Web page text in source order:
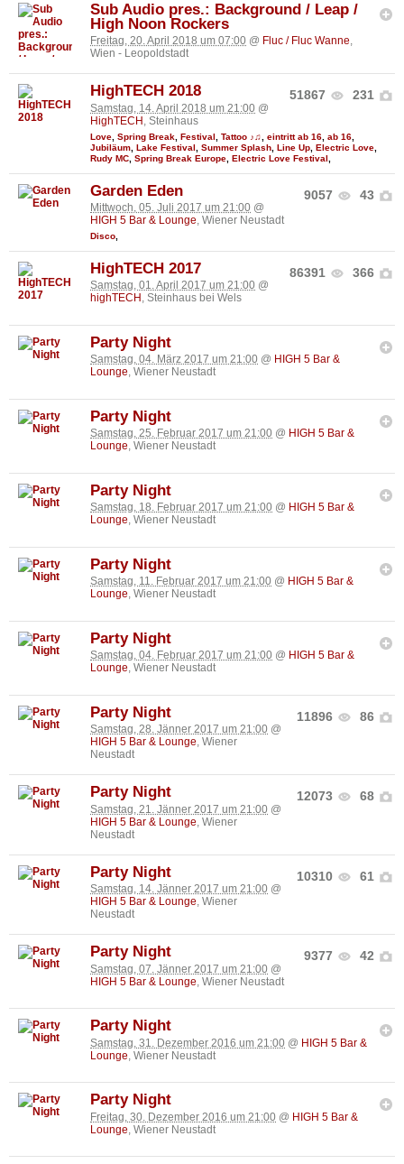
Sub Audio pres.: Background / Leap /
High Noon Rockers
Freitag, 20. April 2018 um 07:00 @ Fluc / Fluc Wanne,
Wien - Leopoldstadt
51867 231
HighTECH 2018
Samstag, 14. April 2018 um 21:00 @
HighTECH , Steinhaus
Love Spring Break Festival Tattoo ♪♫ eintritt ab 16 ab 16
Jubiläum Lake Festival Summer Splash Line Up Electric Love
Rudy MC Spring Break Europe Electric Love Festival
9057 43
Garden Eden
Mittwoch, 05. Juli 2017 um 21:00 @
HIGH 5 Bar & Lounge, Wiener Neustadt
Disco
86391 366
HighTECH 2017
Samstag, 01. April 2017 um 21:00 @
highTECH , Steinhaus bei Wels
Party Night
Samstag, 04. März 2017 um 21:00 @ HIGH 5 Bar &
Lounge, Wiener Neustadt
Party Night
Samstag, 25. Februar 2017 um 21:00 @ HIGH 5 Bar &
Lounge, Wiener Neustadt
Party Night
Samstag, 18. Februar 2017 um 21:00 @ HIGH 5 Bar &
Lounge, Wiener Neustadt
Party Night
Samstag, 11. Februar 2017 um 21:00 @ HIGH 5 Bar &
Lounge, Wiener Neustadt
Party Night
Samstag, 04. Februar 2017 um 21:00 @ HIGH 5 Bar &
Lounge, Wiener Neustadt
11896 86
Party Night
Samstag, 28. Jänner 2017 um 21:00 @
HIGH 5 Bar & Lounge, Wiener
Neustadt
12073 68
Party Night
Samstag, 21. Jänner 2017 um 21:00 @
HIGH 5 Bar & Lounge, Wiener
Neustadt
10310 61
Party Night
Samstag, 14. Jänner 2017 um 21:00 @
HIGH 5 Bar & Lounge, Wiener
Neustadt
9377 42
Party Night
Samstag, 07. Jänner 2017 um 21:00 @
HIGH 5 Bar & Lounge , Wiener Neustadt
Party Night
Samstag, 31. Dezember 2016 um 21:00 @ HIGH 5 Bar &
Lounge , Wiener Neustadt
Party Night
Freitag, 30. Dezember 2016 um 21:00 @ HIGH 5 Bar &
Lounge , Wiener Neustadt